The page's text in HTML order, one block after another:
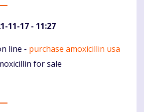
11-17 - 11:27
line - purchase amoxicillin usa
for sale